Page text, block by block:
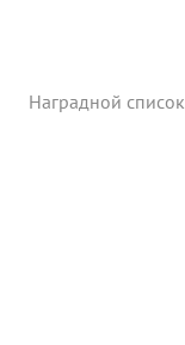
Наградной список